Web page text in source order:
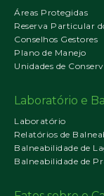
Áreas Protegidas
Reserva Particular
Conselhos Gestores
Plano de Manejo
Unidades de
Laboratório e
Laboratório
Relatórios de
Balneabilidade de
Balneabilidade de